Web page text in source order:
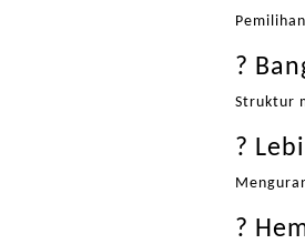
?
Struktur
?
?